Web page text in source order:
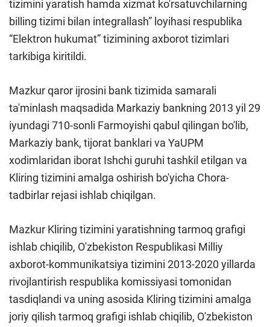
tizimini yaratish hamda xizmat ko'rsatuvchilarning
billing tizimi bilan integrallash” loyihasi respublika
“Elektron hukumat” tizimining axborot tizimlari
tarkibiga kiritildi.
Mazkur qaror ijrosini bank tizimida samarali
ta'minlash maqsadida Markaziy bankning 2013 yil 29
iyundagi 710-sonli Farmoyishi qabul qilingan bo'lib,
Markaziy bank, tijorat banklari va YaUPM
xodimlaridan iborat Ishchi guruhi tashkil etilgan va
Kliring tizimini amalga oshirish bo'yicha Chora-
tadbirlar rejasi ishlab chiqilgan.
Mazkur Kliring tizimini yaratishning tarmoq grafigi
ishlab chiqilib, O'zbekiston Respublikasi Milliy
axborot-kommunikatsiya tizimini 2013-2020 yillarda
rivojlantirish respublika komissiyasi tomonidan
tasdiqlandi va uning asosida Kliring tizimini amalga
joriy qilish tarmoq grafigi ishlab chiqilib, O'zbekiston